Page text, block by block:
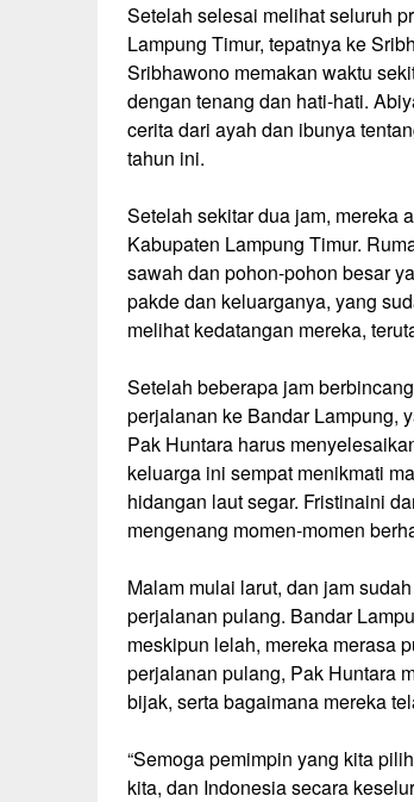
Setelah selesai melihat seluruh
Lampung Timur, tepatnya ke
Sribhawono memakan waktu
dengan tenang dan hati-hati.
cerita dari ayah dan ibunya
tahun ini.
Setelah sekitar dua jam, mereka
Kabupaten Lampung Timur.
sawah dan pohon-pohon besar
pakde dan keluarganya, yang
melihat kedatangan mereka,
Setelah beberapa jam
perjalanan ke Bandar Lampung,
Pak Huntara harus
keluarga ini sempat menikmati
hidangan laut segar. Fristinaini
mengenang momen-momen
Malam mulai larut, dan jam
perjalanan pulang. Bandar
meskipun lelah, mereka merasa
perjalanan pulang, Pak Huntara
bijak, serta bagaimana mereka
“Semoga pemimpin yang kita
kita, dan Indonesia secara